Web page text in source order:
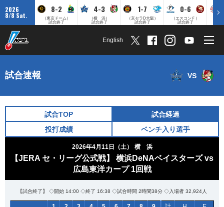
2026
8/8 Sat.
8-2
（東京ドーム）
試合終了
4-3
（横 浜）
試合終了
1-7
（京セラD大阪）
試合終了
0-6
（エスコンＦ）
試合終了
English
試合速報 VS
試合TOP
試合経過
投打成績
ベンチ入り選手
2026年4月11日（土） 横 浜
【JERA セ・リーグ公式戦】 横浜DeNAベイスターズ vs
広島東洋カープ 1回戦
【試合終了】 ◇開始 14:00 ◇終了 16:38 ◇試合時間 2時間38分 ◇入場者 32,924人